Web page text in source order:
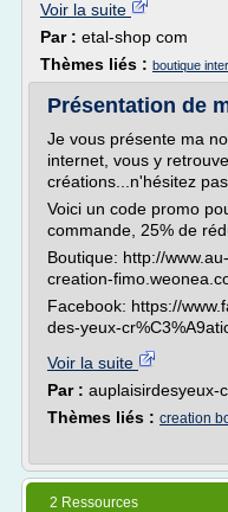
Voir la suite
Par : etal-shop com
Thèmes liés : boutique
Présentation de
Je vous présente ma
internet, vous y
créations...n'hésitez
Voici un code promo
commande, 25% de
Boutique: http://
creation-
Facebook: https://
des-yeux-
Voir la suite
Par : auplaisirdesyeux-
Thèmes liés : creation
2 Ressources